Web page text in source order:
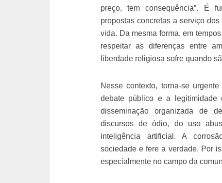
preço, tem consequência”. É
propostas concretas a serviço
vida. Da mesma forma, em
respeitar as diferenças entre
liberdade religiosa sofre quando
Nesse contexto, torna-se
debate público e a legitimidade
disseminação organizada de
discursos de ódio, do uso
inteligência artificial. A
sociedade e fere a verdade. Por
especialmente no campo da